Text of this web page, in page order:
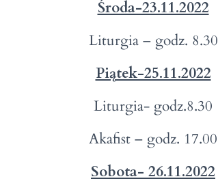
Środa-23.11.2022
Liturgia – godz. 8.30
Piątek-25.11.2022
Liturgia- godz.8.30
Akafist – godz. 17.00
Sobota- 26.11.2022